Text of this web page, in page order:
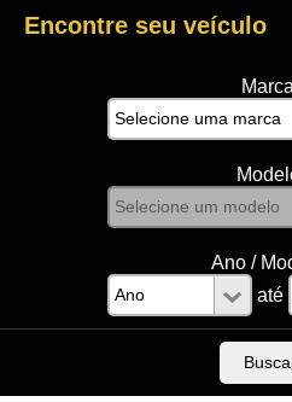
Encontre seu veículo
Ano /
até